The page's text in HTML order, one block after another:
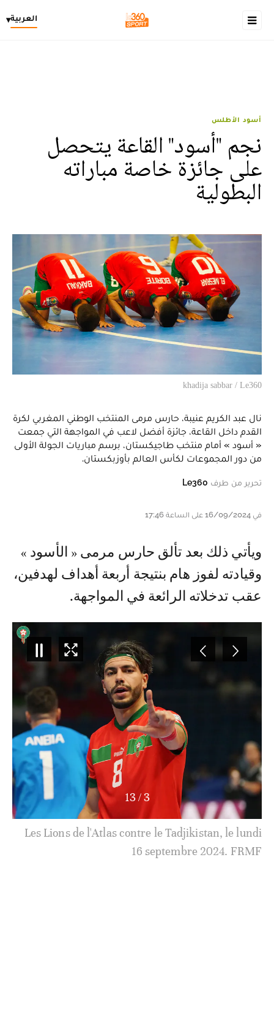
العربية▾
أسود الأطلس
نجم "أسود" القاعة يتحصل
على جائزة خاصة مباراته
البطولية
khadija sabbar / Le360
نال عبد الكريم عنيبة، حارس مرمى المنتخب الوطني المغربي لكرة
القدم داخل القاعة، جائزة أفضل لاعب في المواجهة التي جمعت
« أسود » أمام منتخب طاجيكستان، برسم مباريات الجولة الأولى
من دور المجموعات لكأس العالم بأوزبكستان.
تحرير من طرف Le360
في 16/09/2024 على الساعة 17:46
ويأتي ذلك بعد تألق حارس مرمى « الأسود »
وقيادته لفوز هام بنتيجة أربعة أهداف لهدفين،
عقب تدخلاته الرائعة في المواجهة.
4
/
13
Les Lions de l'Atlas contre le Tadjikistan, le lundi
16 septembre 2024. DR